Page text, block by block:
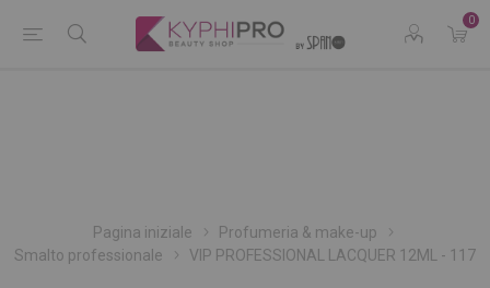
0
Pagina iniziale
Profumeria & make-up
Smalto professionale
VIP PROFESSIONAL LACQUER 12ML - 117